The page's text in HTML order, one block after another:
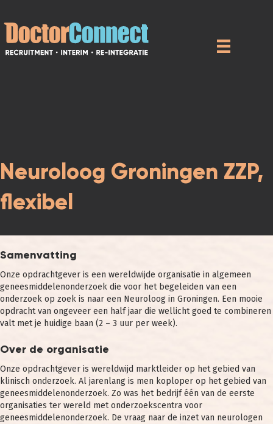
Neuroloog Groningen ZZP,
flexibel
Samenvatting
Onze opdrachtgever is een wereldwijde organisatie in algemeen
geneesmiddelenonderzoek die voor het begeleiden van een
onderzoek op zoek is naar een Neuroloog in Groningen. Een mooie
opdracht van ongeveer een half jaar die wellicht goed te combineren
valt met je huidige baan (2 – 3 uur per week).
Over de organisatie
Onze opdrachtgever is wereldwijd marktleider op het gebied van
klinisch onderzoek. Al jarenlang is men koploper op het gebied van
geneesmiddelenonderzoek. Zo was het bedrijf één van de eerste
organisaties ter wereld met onderzoekscentra voor
geneesmiddelenonderzoek. De vraag naar de inzet van neurologen